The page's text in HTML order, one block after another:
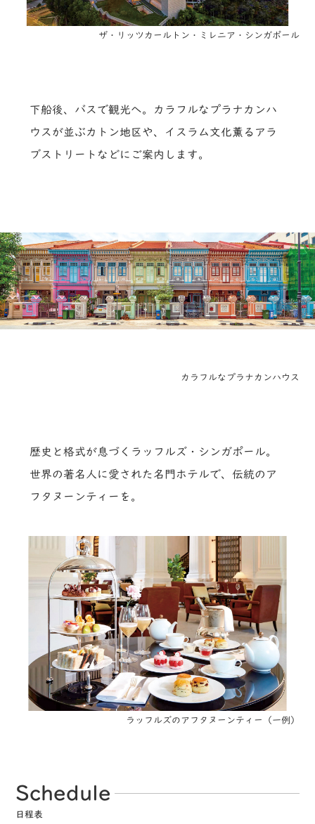
ザ・リッツカールトン・ミレニア・シンガポール
下船後、バスで観光へ。カラフルなプラナカンハ
ウスが並ぶカトン地区や、イスラム文化薫るアラ
ブストリートなどにご案内します。
カラフルなプラナカンハウス
歴史と格式が息づくラッフルズ・シンガポール。
世界の著名人に愛された名門ホテルで、伝統のア
フタヌーンティーを。
ラッフルズのアフタヌーンティー（一例）
Schedule
日程表